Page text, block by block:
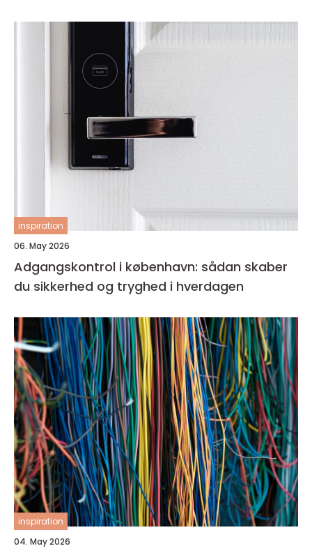
inspiration
06. May 2026
Adgangskontrol i københavn: sådan skaber
du sikkerhed og tryghed i hverdagen
inspiration
04. May 2026